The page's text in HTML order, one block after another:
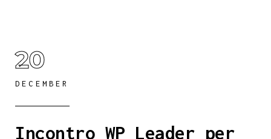
20
DECEMBER
Incontro WP Leader per